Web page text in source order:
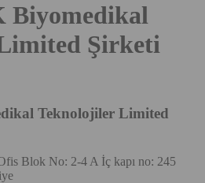
Şirketi
Teknolojiler Limited
Blok No: 2-4 A İç kapı no: 245